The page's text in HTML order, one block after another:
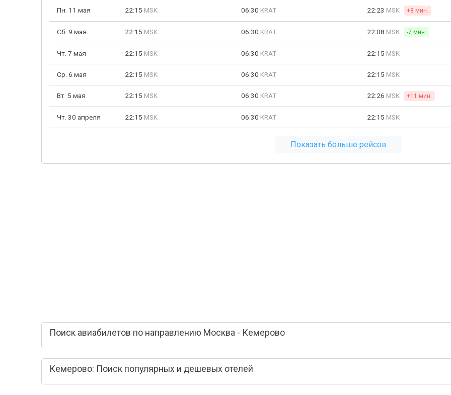
Пн. 11 мая 22:15 MSK 06:30 KRAT 22:23 MSK +8 мин.
Сб. 9 мая 22:15 MSK 06:30 KRAT 22:08 MSK -7 мин.
Чт. 7 мая 22:15 MSK 06:30 KRAT 22:15 MSK
Ср. 6 мая 22:15 MSK 06:30 KRAT 22:15 MSK
Вт. 5 мая 22:15 MSK 06:30 KRAT 22:26 MSK +11 мин.
Чт. 30 апреля 22:15 MSK 06:30 KRAT 22:15 MSK
Показать больше рейсов
Поиск авиабилетов по направлению Москва - Кемерово
Кемерово: Поиск популярных и дешевых отелей